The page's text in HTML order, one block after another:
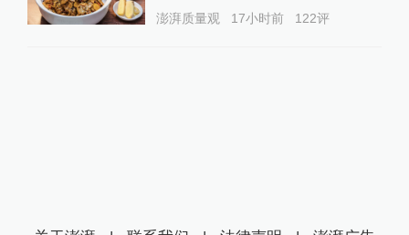
澎湃质量观 17小时前 122评